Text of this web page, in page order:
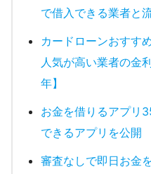
で借入できる業者と
カードローンおすす
人気が高い業者の金
年】
お金を借りるアプリ
できるアプリを公開
審査なしで即日お金